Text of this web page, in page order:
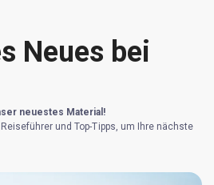
Neues bei
neuestes Material!
und Top-Tipps, um Ihre nächste